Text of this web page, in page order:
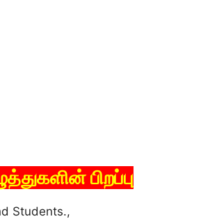
பிறப்பு
Students.,